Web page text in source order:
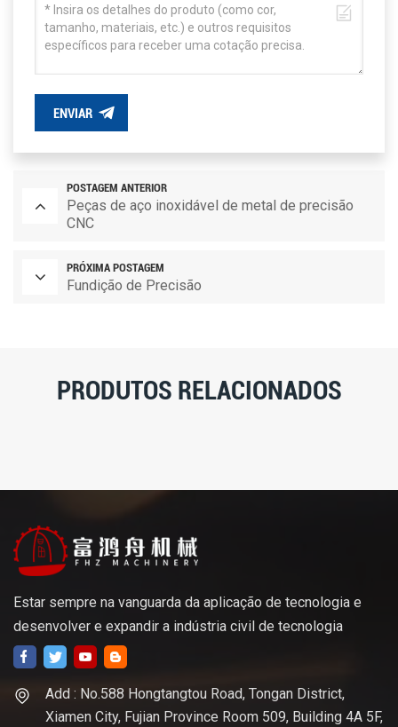
ENVIAR
POSTAGEM ANTERIOR
Peças de aço inoxidável de metal de precisão
CNC
PRÓXIMA POSTAGEM
Fundição de Precisão
PRODUTOS RELACIONADOS
Estar sempre na vanguarda da aplicação de tecnologia e
desenvolver e expandir a indústria civil de tecnologia
Add : No.588 Hongtangtou Road, Tongan District,
Xiamen City, Fujian Province Room 509, Building 4A 5F,